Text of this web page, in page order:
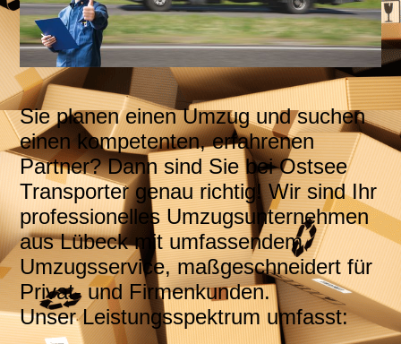
Sie planen einen Umzug und suchen
einen kompetenten, erfahrenen
Partner? Dann sind Sie bei Ostsee
Transporter genau richtig! Wir sind Ihr
professionelles Umzugsunternehmen
aus Lübeck mit umfassendem
Umzugsservice, maßgeschneidert für
Privat- und Firmenkunden.
Unser Leistungsspektrum umfasst: